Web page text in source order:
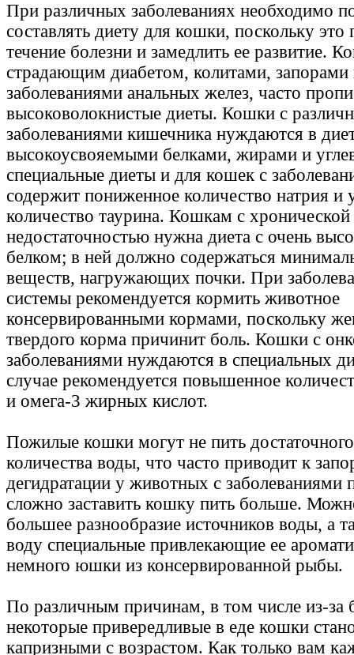
При различных заболеваниях необходимо
составлять диету для кошки, поскольку это
течение болезни и замедлить ее развитие.
страдающим диабетом, колитами, запорами
заболеваниями анальных желез, часто
высоковолокнистые диеты. Кошки с
заболеваниями кишечника нуждаются в
высокоусвояемыми белками, жирами и
специальные диеты и для кошек с
содержит пониженное количество натрия и
количество таурина. Кошкам с
недостаточностью нужна диета с очень
белком; в ней должно содержаться
веществ, нагружающих почки. При
системы рекомендуется кормить животное
консервированными кормами, поскольку
твердого корма причинит боль. Кошки с
заболеваниями нуждаются в специальных
случае рекомендуется повышенное
и омега-3 жирных кислот.
Пожилые кошки могут не пить
количества воды, что часто приводит к
дегидратации у животных с заболеваниями
сложно заставить кошку пить больше.
большее разнообразие источников воды, а
воду специальные привлекающие ее
немного юшки из консервированной рыбы.
По различным причинам, в том числе из-за
некоторые привередливые в еде кошки
капризными с возрастом. Как только вам